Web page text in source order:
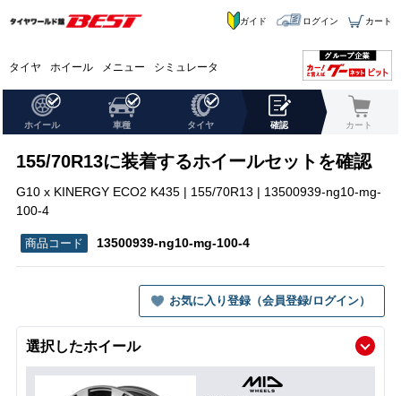
タイヤ ホイール メニュー シミュレータ
ガイド ログイン カート
ホイール 車種 タイヤ 確認 カート
155/70R13に装着するホイールセットを確認
G10 x KINERGY ECO2 K435 | 155/70R13 | 13500939-ng10-mg-
100-4
13500939-ng10-mg-100-4
お気に入り登録（会員登録/ログイン）
選択したホイール